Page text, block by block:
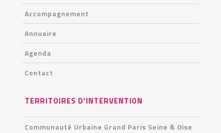
Accompagnement
Annuaire
Agenda
Contact
TERRITOIRES D’INTERVENTION
Communauté Urbaine Grand Paris Seine & Oise